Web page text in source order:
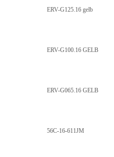
ERV-G125.16 gelb
ERV-G100.16 GELB
ERV-G065.16 GELB
56C-16-611JM